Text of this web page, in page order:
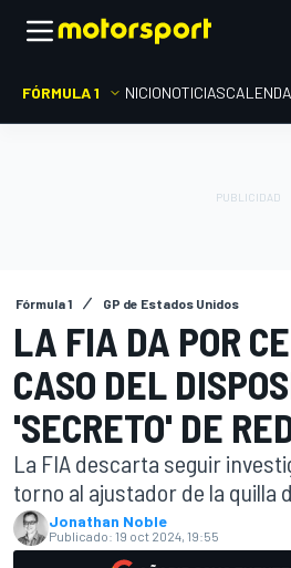
FÓRMULA 1 INICIONOTICIAS
Fórmula 1 GP de Estados Unidos
LA FIA DA POR
CASO DEL
'SECRETO' DE
La FIA descarta seguir
torno al ajustador de la quilla
Jonathan Noble
Publicado: 19 oct 2024, 19:55